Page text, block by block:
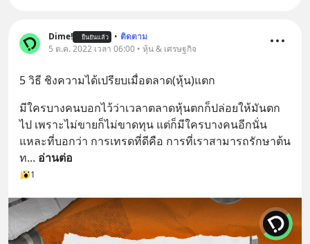
Dime! ยืนยันแล้ว • ติดตาม
5 ต.ค. 2022 เวลา 06:00 • หุ้น & เศรษฐกิจ
5 วิธี ชิงความได้เปรียบเมื่อตลาด(หุ้น)แตก
มีใครบางคนบอกไว้ว่าเวลาตลาดหุ้นตกก็ปล่อยให้มันตก
ไป เพราะไม่ขายก็ไม่ขาดทุน แต่ก็มีใครบางคนอีกนั่น
แหละที่บอกว่า การเทรดที่ดีคือ การที่เราสามารถรักษาต้น
ท... อ่านต่อ
1